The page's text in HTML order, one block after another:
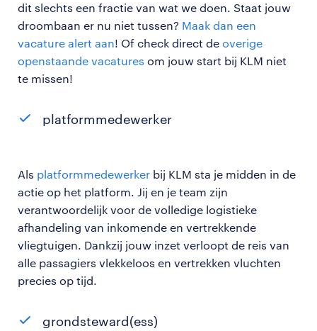
dit slechts een fractie van wat we doen. Staat jouw
droombaan er nu niet tussen? Maak dan een
vacature alert aan! Of check direct de overige
openstaande vacatures om jouw start bij KLM niet
te missen!
platformmedewerker
Als platformmedewerker bij KLM sta je midden in de
actie op het platform. Jij en je team zijn
verantwoordelijk voor de volledige logistieke
afhandeling van inkomende en vertrekkende
vliegtuigen. Dankzij jouw inzet verloopt de reis van
alle passagiers vlekkeloos en vertrekken vluchten
precies op tijd.
grondsteward(ess)